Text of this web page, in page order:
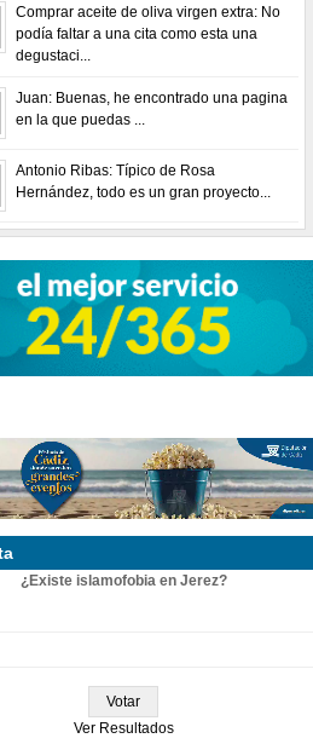
Comprar aceite de oliva virgen extra: No
podía faltar a una cita como esta una
degustaci...
Juan: Buenas, he encontrado una pagina
en la que puedas ...
Antonio Ribas: Típico de Rosa
Hernández, todo es un gran proyecto...
¿Existe islamofobia en Jerez?
Ver Resultados